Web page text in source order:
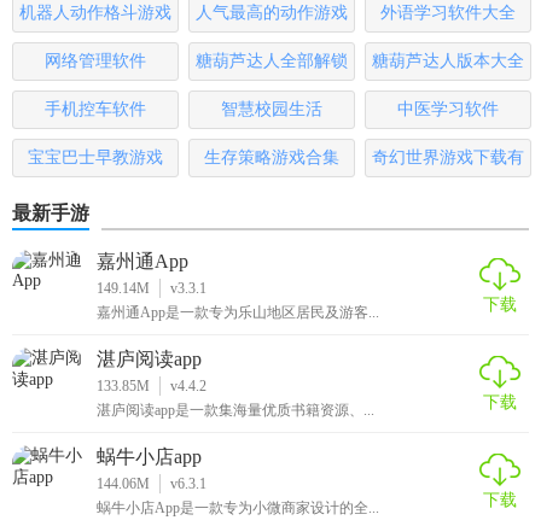
机器人动作格斗游戏
大全
人气最高的动作游戏
排行榜
外语学习软件大全
网络管理软件
糖葫芦达人全部解锁
版
糖葫芦达人版本大全
手机控车软件 智慧校园生活 中医学习软件
宝宝巴士早教游戏 生存策略游戏合集
奇幻世界游戏下载有
最新手游
嘉州通App
149.14M
v3.3.1
嘉州通App是一款专为乐山地区居民及游客...
下载
湛庐阅读app
133.85M
v4.4.2
湛庐阅读app是一款集海量优质书籍资源、...
下载
蜗牛小店app
144.06M
v6.3.1
蜗牛小店App是一款专为小微商家设计的全...
下载